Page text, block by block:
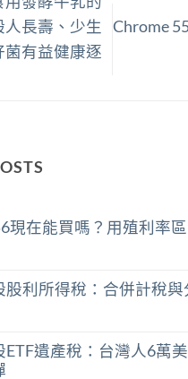
長壽、少生
菌有益健康逐
Chrome
現在能買嗎？用殖利率
股利所得稅：合併計稅與
ETF遺產稅：台灣人6萬